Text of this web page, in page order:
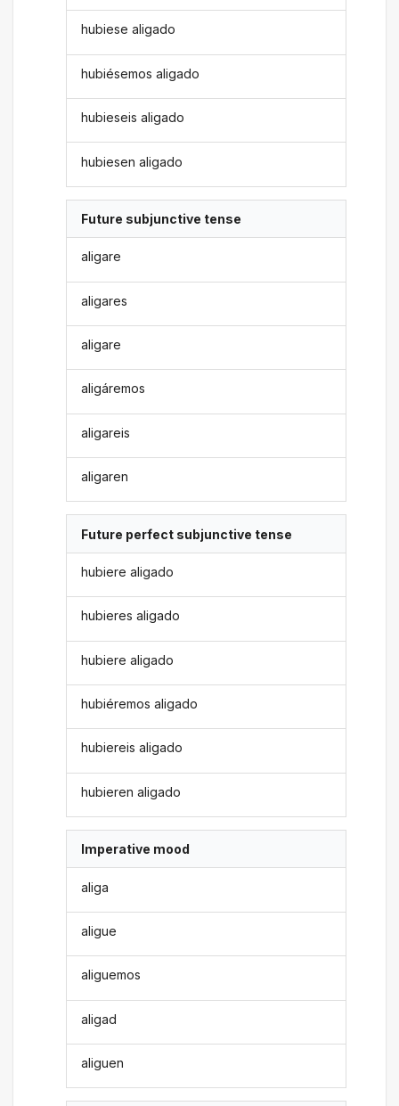
hubiese aligado
hubiésemos aligado
hubieseis aligado
hubiesen aligado
Future subjunctive tense
aligare
aligares
aligare
aligáremos
aligareis
aligaren
Future perfect subjunctive tense
hubiere aligado
hubieres aligado
hubiere aligado
hubiéremos aligado
hubiereis aligado
hubieren aligado
Imperative mood
aliga
aligue
aliguemos
aligad
aliguen